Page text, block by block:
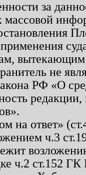
за
массовой
вытекающим
не
РФ «О
на ответ»
ч.3
ч.2 ст.152